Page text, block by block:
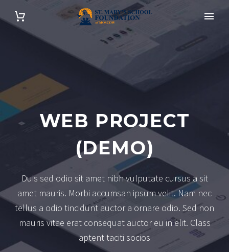
WEB PROJECT
(DEMO)
Duis sed odio sit amet nibh vulputate cursus a sit
amet mauris. Morbi accumsan ipsum velit. Nam nec
tellus a odio tincidunt auctor a ornare odio. Sed non
mauris vitae erat consequat auctor eu in elit. Class
aptent taciti socios